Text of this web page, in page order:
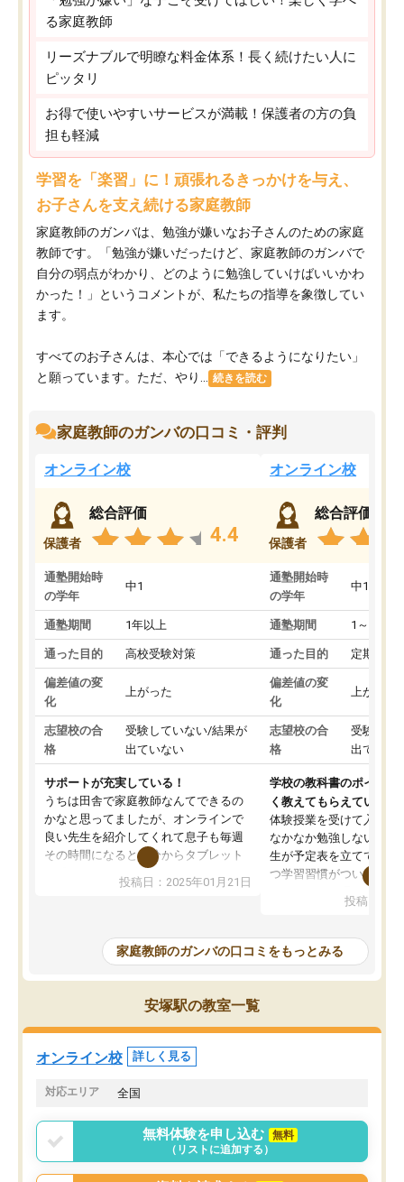
る家庭教師
リーズナブルで明瞭な料金体系！長く続けたい人に
ピッタリ
お得で使いやすいサービスが満載！保護者の方の負
担も軽減
学習を「楽習」に！頑張れるきっかけを与え、
お子さんを支え続ける家庭教師
家庭教師のガンバは、勉強が嫌いなお子さんのための家庭
教師です。「勉強が嫌いだったけど、家庭教師のガンバで
自分の弱点がわかり、どのように勉強していけばいいかわ
かった！」というコメントが、私たちの指導を象徴してい
ます。
すべてのお子さんは、本心では「できるようになりたい」
と願っています。ただ、やり...
続きを読む
家庭教師のガンバの口コミ・評判
オンライン校
保護者
総合評価
4.4
通塾開始時
の学年
中1
通塾期間 1年以上
通った目的 高校受験対策
偏差値の変
化
上がった
志望校の合
格
受験していない/結果が
出ていない
サポートが充実している！
うちは田舎で家庭教師なんてできるの
かなと思ってましたが、オンラインで
良い先生を紹介してくれて息子も毎週
その時間になると自分からタブレット
を開いてzoomを繋げるようになりまし
た！5科目なんでもOKなのもとても気
めて1年ほどだった今では平均点以上の
科目が増えてきました！あと1年受験ま
であるので無料の週末教室を使用しな
がら頑張って欲しいと思います！
投稿日：2025年01月21日
オンライン校
保護者
総合評価
通塾開始時
の学年
中1
通塾期間 1～3ヵ月
通った目的 定期テス
偏差値の変
化
上がった
志望校の合
格
受験して
出ていな
学校の教科書のポイント
く教えてもらえている
体験授業を受けて入塾し
なかなか勉強しない息子
生が予定表を立ててくれ
つ学習習慣がついてきま
指導が無い日も予定表
問できるのでとても助か
投稿日：
家庭教師のガンバの口コミをもっとみる
安塚駅の教室一覧
オンライン校 詳しく見る
対応エリア 全国
無料体験を申し込む
無料
（リストに追加する）